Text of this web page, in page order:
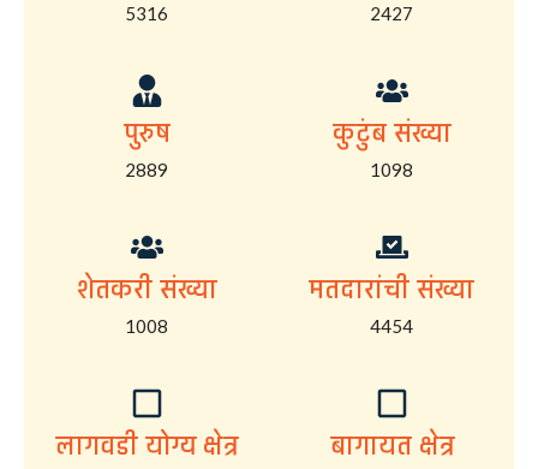
5316 2427
पुरुष
2889
कुटुंब संख्या
1098
शेतकरी संख्या
1008
मतदारांची संख्या
4454
लागवडी योग्य क्षेत्र बागायत क्षेत्र